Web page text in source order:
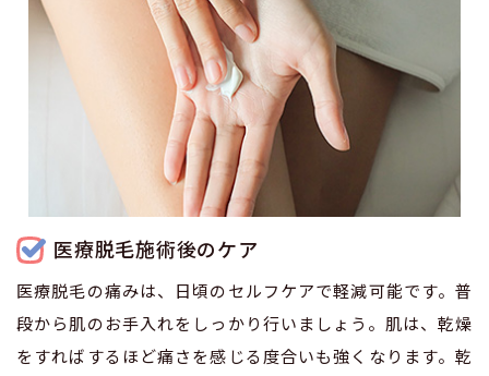
医療脱毛施術後のケア
医療脱毛の痛みは、日頃のセルフケアで軽減可能です。普
段から肌のお手入れをしっかり行いましょう。肌は、乾燥
をすればするほど痛さを感じる度合いも強くなります。乾